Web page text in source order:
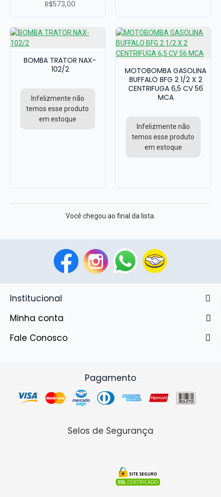
R$573,00
BOMBA TRATOR NAX-
102/2
Infelizmente não
temos esse produto
em estoque
MOTOBOMBA GASOLINA
BUFFALO BFG 2 1/2 X 2
CENTRIFUGA 6,5 CV 56
MCA
Infelizmente não
temos esse produto
em estoque
Você chegou ao final da lista.
Institucional
Minha conta
Fale Conosco
Pagamento
Selos de Segurança